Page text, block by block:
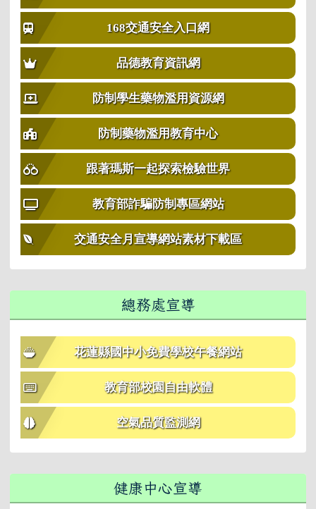
168交通安全入口網
品德教育資訊網
防制學生藥物濫用資源網
防制藥物濫用教育中心
跟著瑪斯一起探索檢驗世界
教育部詐騙防制專區網站
交通安全月宣導網站素材下載區
總務處宣導
花蓮縣國中小免費學校午餐網站
教育部校園自由軟體
空氣品質監測網
健康中心宣導